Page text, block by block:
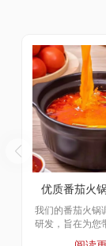
优质番茄火
我们的番茄火锅
研发，旨在为您